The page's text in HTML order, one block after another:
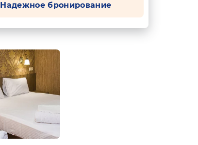
Надежное бронирование